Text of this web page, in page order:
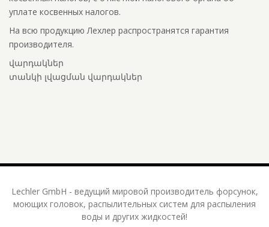
уплате косвенных налогов.
На всю продукцию Лехлер распространятся гарантия
производителя.
վարդակներ
տանկի լվացման վարդակներ
Lechler GmbH - ведущий мировой производитель форсунок,
моющих головок, распылительных систем для распыления
воды и других жидкостей!